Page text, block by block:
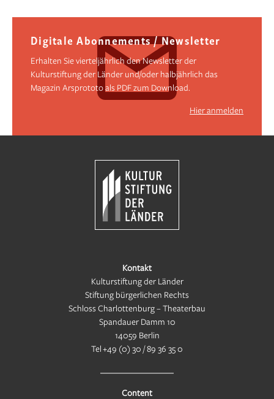
Digitale Abonnements / Newsletter
Erhalten Sie vierteljährlich den Newsletter der
Kulturstiftung der Länder und/oder halbjährlich das
Magazin Arsprototo als PDF zum Download.
Hier anmelden
Kontakt
Kulturstiftung der Länder
Stiftung bürgerlichen Rechts
Schloss Charlottenburg – Theaterbau
Spandauer Damm 10
14059 Berlin
Tel+49 (0) 30 / 89 36 35 0
Content